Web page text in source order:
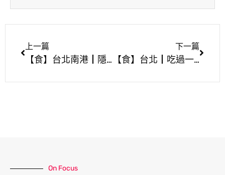
上一篇
【食】台北南港┃隱身巷弄內，好拍不限時的文青小店┃寵物友善餐廳┃Uncles Two兩位大叔
下一篇
【食】台北┃吃過一次就會愛上的工業風寵物友善咖啡廳┃冉冉生活Coppii Lumii
On Focus